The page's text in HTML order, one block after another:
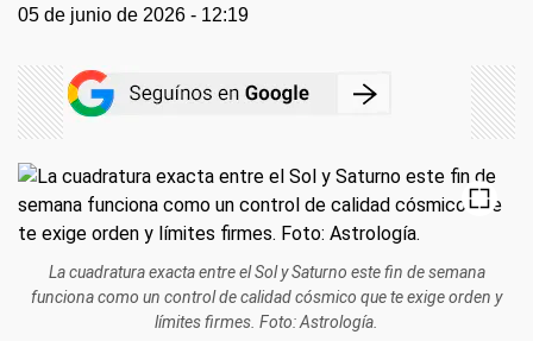
05 de junio de 2026 - 12:19
La cuadratura exacta entre el Sol y Saturno este fin de semana
funciona como un control de calidad cósmico que te exige orden y
límites firmes. Foto: Astrología.